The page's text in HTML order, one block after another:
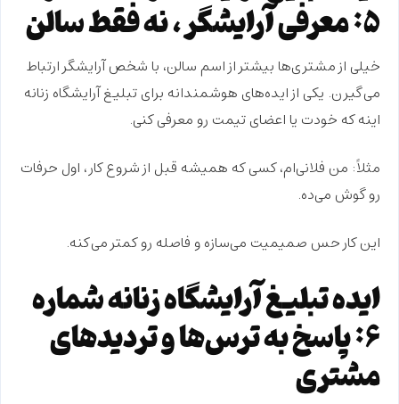
۵: معرفی آرایشگر، نه فقط سالن
خیلی از مشتری‌ها بیشتر از اسم سالن، با شخصآرایشگر ارتباط
می‌گیرن. یکی از ایده‌های هوشمندانه برای تبلیغ آرایشگاه زنانه
اینه که خودت یا اعضای تیمت رو معرفی کنی.
مثلاً: من فلانی‌ام، کسی که همیشه قبل از شروع کار، اول حرفات
رو گوش می‌ده.
این کار حس صمیمیت می‌سازه و فاصله رو کمتر می‌کنه.
ایده تبلیغ آرایشگاه زنانه شماره
۶: پاسخ به ترس‌ها و تردیدهای
مشتری